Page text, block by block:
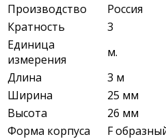
Производство
Россия
Кратность
3
Единица
измерения
м.
Длина
3 м
Ширина
25 мм
Высота
26 мм
Форма корпуса
F